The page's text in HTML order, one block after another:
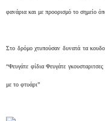
φανάρια και με προορισμό το σημείο
Στο δρόμο χτυπούσαν δυνατά τα
“Φευγάτε φίδια Φευγάτε
με το φτυάρι”